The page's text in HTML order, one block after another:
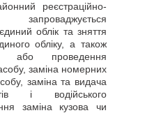
реєстраційно-
запроваджується
облік та зняття
обліку, а також
або проведення
заміна номерних
заміна та видача
і водійського
заміна кузова чи